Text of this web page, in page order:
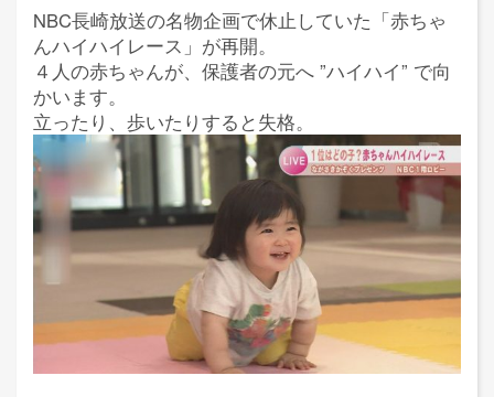
NBC長崎放送の名物企画で休止していた「赤ちゃ
んハイハイレース」が再開。
４人の赤ちゃんが、保護者の元へ ”ハイハイ” で向
かいます。
立ったり、歩いたりすると失格。